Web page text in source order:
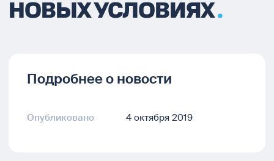
НОВЫХ УСЛОВИЯХ
Подробнее о новости
Опубликовано 4 октября 2019